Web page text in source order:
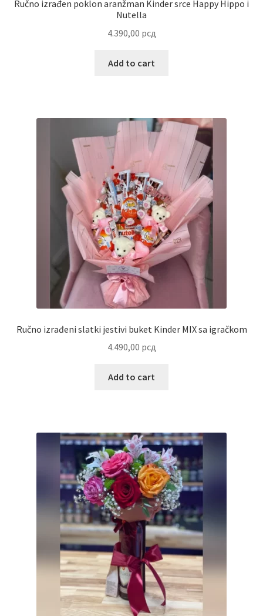
Special people
Terms Conditions
Uredjenje doma
Ručno izrađen poklon aranžman Kinder srce Happy Hippo i
Nutella
4.390,00 рсд
Add to cart
Ručno izrađeni slatki jestivi buket Kinder MIX sa igračkom
4.490,00 рсд
Add to cart